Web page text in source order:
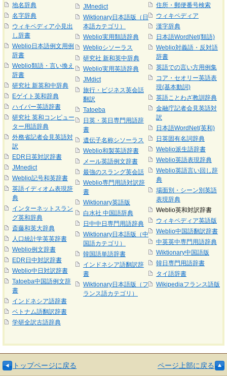
地名辞典
名字辞典
ウィキペディア小見出
し辞書
Weblio日本語例文用例
辞書
Weblio類語・言い換え
辞書
研究社 新英和中辞典
Eゲイト英和辞典
ハイパー英語辞書
研究社 英和コンピュー
ター用語辞典
外務省記者会見英語対
訳
EDR日英対訳辞書
JMnedict
Weblio記号和英辞書
英語イディオム表現辞
典
インターネットスラン
グ英和辞典
斎藤和英大辞典
人口統計学英英辞書
Weblio例文辞書
EDR日中対訳辞書
Weblio中日対訳辞書
Tatoeba中国語例文辞
書
インドネシア語辞書
ベトナム語翻訳辞書
学研全訳古語辞典
JMnedict
Wiktionary日本語版（日
本語カテゴリ）
Weblio実用類語辞典
Weblioシソーラス
研究社 新和英中辞典
Weblio実用英語辞典
JMdict
旅行・ビジネス英会話
翻訳
Tatoeba
日英・英日専門用語辞
書
遺伝子名称シソーラス
Weblio和製英語辞書
メール英語例文辞書
最強のスラング英会話
Weblio専門用語対訳辞
書
Wiktionary英語版
白水社 中国語辞典
日中中日専門用語辞典
Wiktionary日本語版（中
国語カテゴリ）
韓国語単語辞書
インドネシア語翻訳辞
書
Wiktionary日本語版（フ
ランス語カテゴリ）
住所・郵便番号検索
ウィキペディア
漢字辞典
日本語WordNet(類語)
Weblio対義語・反対語
辞書
英語での言い方用例集
コア・セオリー英語表
現(基本動詞)
英語ことわざ教訓辞典
金融庁記者会見英語対
訳
日本語WordNet(英和)
日英固有名詞辞典
Weblio派生語辞書
Weblio英語表現辞典
Weblio英語言い回し辞
典
場面別・シーン別英語
表現辞典
Weblio英和対訳辞書
ウィキペディア英語版
Weblio中国語翻訳辞書
中英英中専門用語辞典
Wiktionary中国語版
韓日専門用語辞書
タイ語辞書
Wikipediaフランス語版
トップページに戻る ページ上部に戻る